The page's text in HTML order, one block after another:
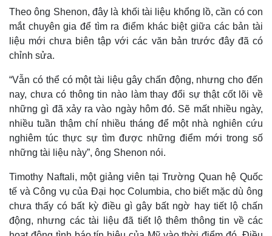
Pháp luật
Vụ án
Tin nóng
Quân sự - Quốc phòng
Vũ khí
Việt Nam
Theo ông Shenon, đây là khối tài liệu khổng lồ, cần có con
mắt chuyên gia để tìm ra điểm khác biệt giữa các bản tài
liệu mới chưa biên tập với các văn bản trước đây đã có
chỉnh sửa.
“Vẫn có thể có một tài liệu gây chấn động, nhưng cho đến
nay, chưa có thông tin nào làm thay đổi sự thật cốt lõi về
những gì đã xảy ra vào ngày hôm đó. Sẽ mất nhiều ngày,
nhiều tuần thậm chí nhiều tháng để một nhà nghiên cứu
nghiêm túc thực sự tìm được những điểm mới trong số
những tài liệu này”, ông Shenon nói.
Timothy Naftali, một giảng viên tại Trường Quan hệ Quốc
tế và Công vụ của Đại học Columbia, cho biết mặc dù ông
chưa thấy có bất kỳ điều gì gây bất ngờ hay tiết lộ chấn
động, nhưng các tài liệu đã tiết lộ thêm thông tin về các